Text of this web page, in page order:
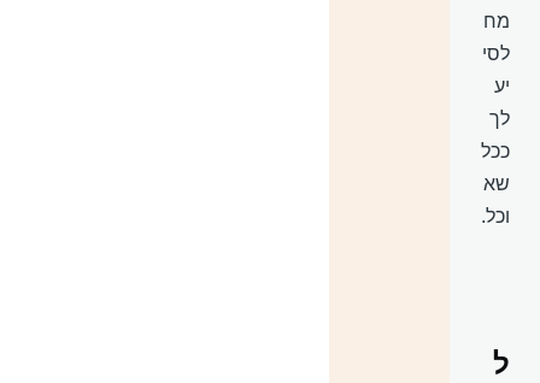
מח
לסי
יע
לך
ככל
שא
וכל.
ל